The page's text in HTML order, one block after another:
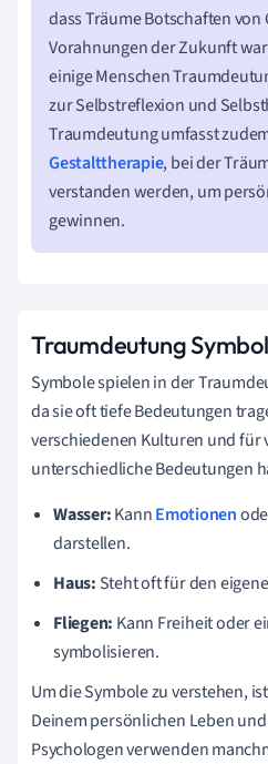
dass Träume Botschaften
Vorahnungen der Zukunft
einige Menschen
zur Selbstreflexion und
Traumdeutung umfasst
Gestalttherapie, bei der
verstanden werden, um
gewinnen.
Traumdeutung
Symbole spielen in der
da sie oft tiefe Bedeutungen
verschiedenen Kulturen und für
unterschiedliche Bedeutungen
Wasser:KannEmotionen
darstellen.
Haus: Steht oft für den
Fliegen: Kann Freiheit oder
symbolisieren.
Um die Symbole zu verstehen,
Deinem persönlichen Leben
Psychologen verwenden